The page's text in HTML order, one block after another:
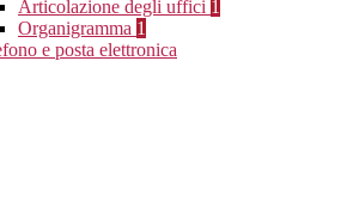
Articolazione degli uffici 1
Organigramma 1
e posta elettronica